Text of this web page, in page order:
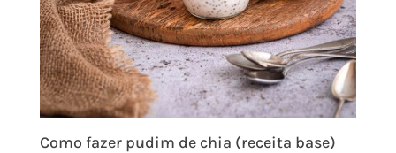
Como fazer pudim de chia (receita base)